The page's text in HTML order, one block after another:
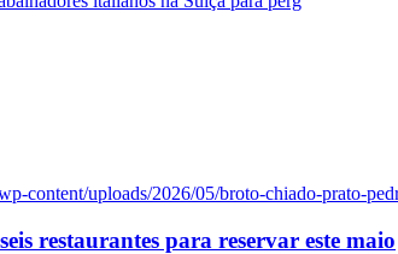
content/uploads/2026/05/broto-chiado-prato-
restaurantes para reservar este maio